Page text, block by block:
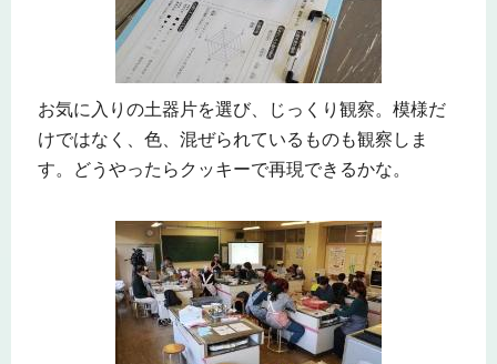
お気に入りの土器片を選び、じっくり観察。模様だ
けではなく、色、混ぜられているものも観察しま
す。どうやったらクッキーで再現できるかな。